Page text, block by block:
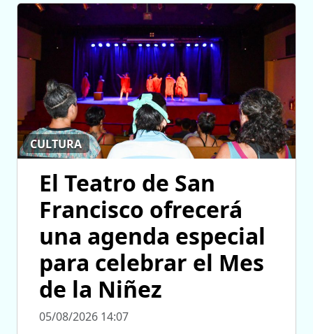
CULTURA
El Teatro de San
Francisco ofrecerá
una agenda especial
para celebrar el Mes
de la Niñez
05/08/2026 14:07